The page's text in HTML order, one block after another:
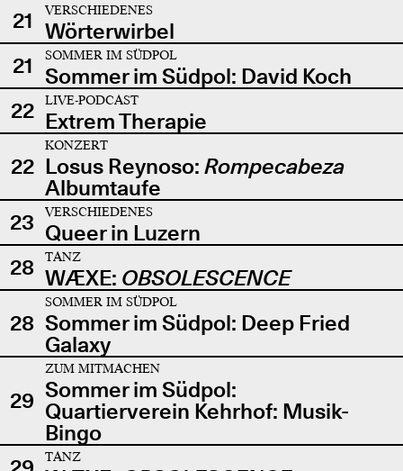
21
VERSCHIEDENES
Wörterwirbel
21
SOMMER IM SÜDPOL
Sommer im Südpol: David Koch
22
LIVE-PODCAST
Extrem Therapie
22
KONZERT
Losus Reynoso: Rompecabeza
Albumtaufe
23
VERSCHIEDENES
Queer in Luzern
28
TANZ
WÆXE: OBSOLESCENCE
28
SOMMER IM SÜDPOL
Sommer im Südpol: Deep Fried
Galaxy
29
ZUM MITMACHEN
Sommer im Südpol:
Quartierverein Kehrhof: Musik-
Bingo
TANZ